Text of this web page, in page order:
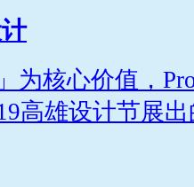
为核心价值，
高雄设计节展